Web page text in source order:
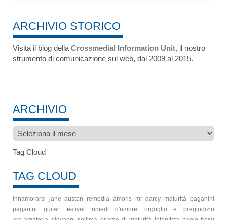
ARCHIVIO STORICO
Visita il blog della Crossmedial Information Unit, il nostro
strumento di comunicazione sul web, dal 2009 al 2015.
ARCHIVIO
Archivio
Tag Cloud
TAG CLOUD
innamorarsi jane austen remedia amoris mr darcy maturità paganini
paganini guitar festival
rimedi d'amore
orgoglio e pregiudizio